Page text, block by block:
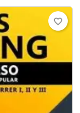
favorite_border